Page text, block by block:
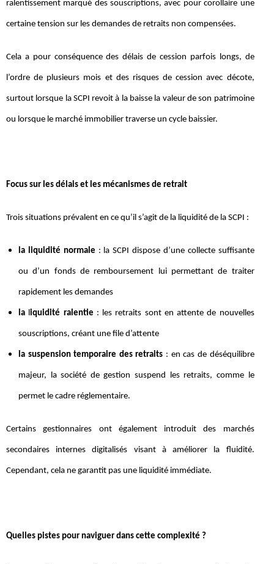
ralentissement marqué des souscriptions, avec pour corollaire une
certaine tension sur les demandes de retraits non compensées.
Cela a pour conséquence des délais de cession parfois longs, de
l’ordre de plusieurs mois et des risques de cession avec décote,
surtout lorsque la SCPI revoit à la baisse la valeur de son patrimoine
ou lorsque le marché immobilier traverse un cycle baissier.
Focus sur les délais et les mécanismes de retrait
Trois situations prévalent en ce qu’il s’agit de la liquidité de la SCPI :
la liquidité normale : la SCPI dispose d’une collecte suffisante
ou d’un fonds de remboursement lui permettant de traiter
rapidement les demandes
la liquidité ralentie : les retraits sont en attente de nouvelles
souscriptions, créant une file d’attente
la suspension temporaire des retraits : en cas de déséquilibre
majeur, la société de gestion suspend les retraits, comme le
permet le cadre réglementaire.
Certains gestionnaires ont également introduit des marchés
secondaires internes digitalisés visant à améliorer la fluidité.
Cependant, cela ne garantit pas une liquidité immédiate.
Quelles pistes pour naviguer dans cette complexité ?